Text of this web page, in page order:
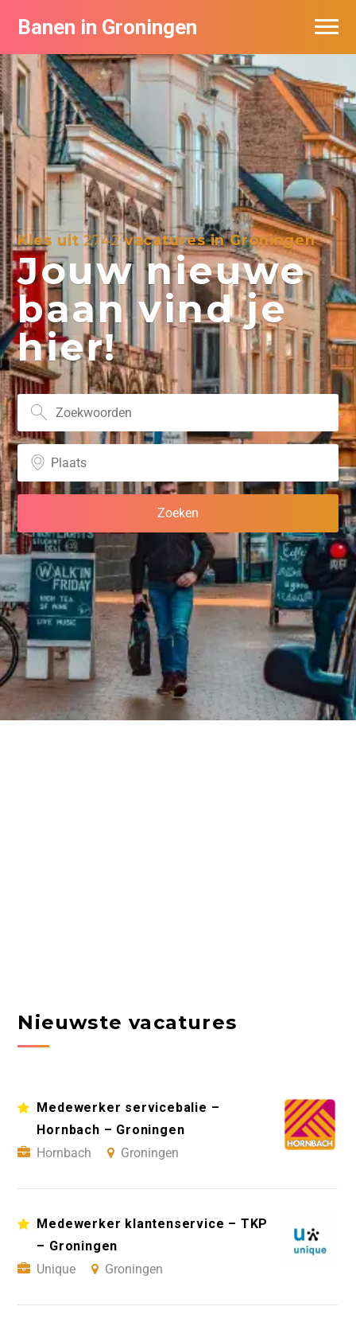
Banen in Groningen
Kies uit2742vacatures in Groningen
Jouw nieuwe
baan vind je
hier!
Nieuwste vacatures
Medewerker servicebalie –
Hornbach – Groningen
Hornbach
Groningen
Medewerker klantenservice – TKP
– Groningen
Unique
Groningen
Vacatures per bedrijf
De populairste vacatures in Groningen
Nieuwsbrief feed